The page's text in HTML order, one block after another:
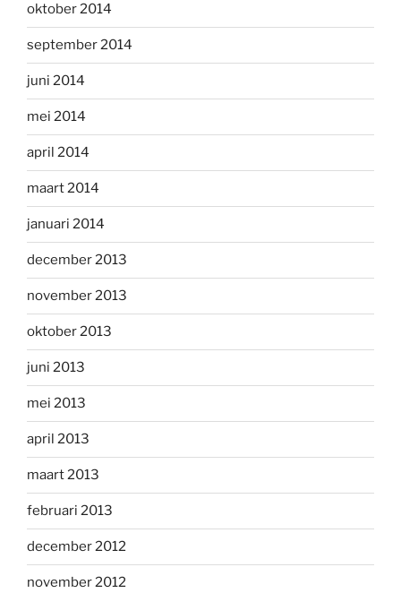
oktober 2014
september 2014
juni 2014
mei 2014
april 2014
maart 2014
januari 2014
december 2013
november 2013
oktober 2013
juni 2013
mei 2013
april 2013
maart 2013
februari 2013
december 2012
november 2012